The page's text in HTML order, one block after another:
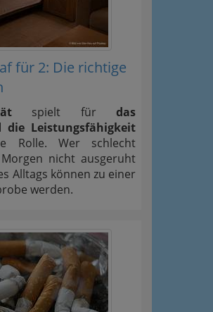
für 2: Die richtige
spielt für das
die Leistungsfähigkeit
Rolle. Wer schlecht
nicht ausgeruht
Alltags können zu einer
werden.